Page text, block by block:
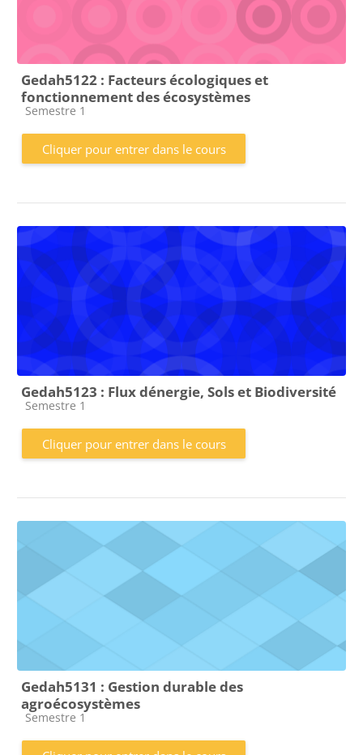
Gedah5122 : Facteurs écologiques et
fonctionnement des écosystèmes
Catégorie de cours
Semestre 1
Cliquer pour entrer dans le cours
Gedah5123 : Flux dénergie, Sols et Biodiversité
Catégorie de cours
Semestre 1
Cliquer pour entrer dans le cours
Gedah5131 : Gestion durable des
agroécosystèmes
Catégorie de cours
Semestre 1